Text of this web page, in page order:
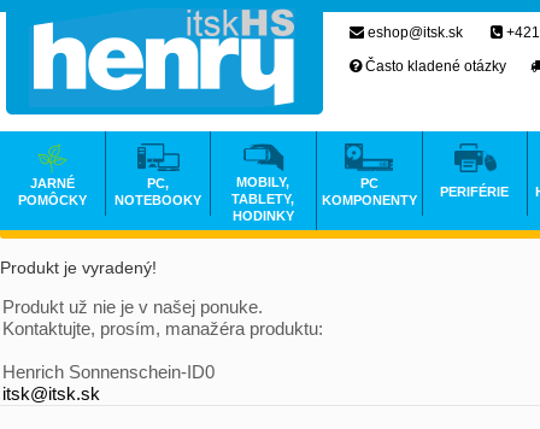
Produkt je vyradený!
Produkt už nie je v našej ponuke.
Kontaktujte, prosím, manažéra produktu:
Henrich Sonnenschein-ID0
itsk@itsk.sk
eshop@itsk.sk
Často kladené otázky
JARNÉ
POMÔCKY
PC,
NOTEBOOKY
MOBILY,
TABLETY,
HODINKY
PC
KOMPONENTY
PERIFÉRIE